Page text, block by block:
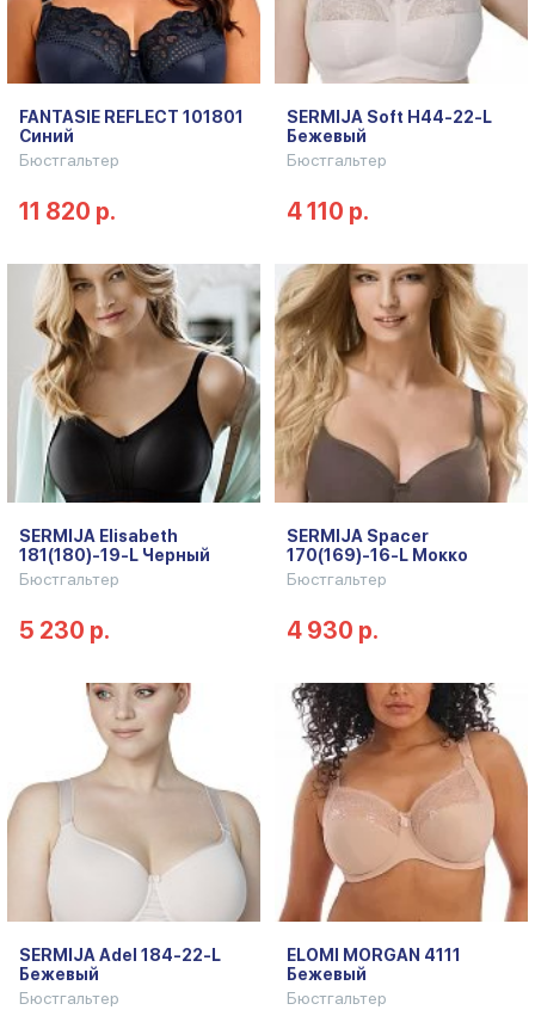
FANTASIE REFLECT 101801
Синий
Бюстгальтер
11 820 р.
SERMIJA Soft H44-22-L
Бежевый
Бюстгальтер
4 110 р.
SERMIJA Elisabeth
181(180)-19-L Черный
Бюстгальтер
5 230 р.
SERMIJA Spacer
170(169)-16-L Мокко
Бюстгальтер
4 930 р.
SERMIJA Adel 184-22-L
Бежевый
Бюстгальтер
ELOMI MORGAN 4111
Бежевый
Бюстгальтер